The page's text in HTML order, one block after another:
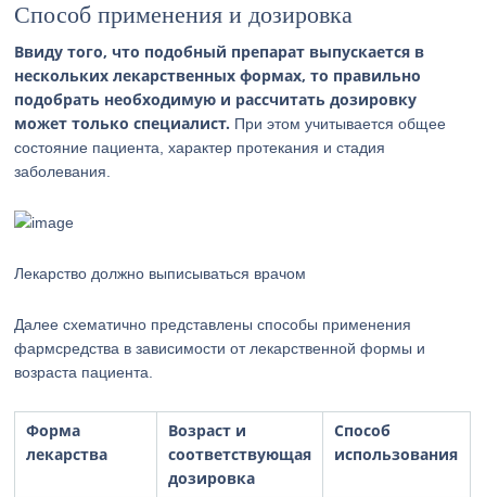
Способ применения и дозировка
Ввиду того, что подобный препарат выпускается в
нескольких лекарственных формах, то правильно
подобрать необходимую и рассчитать дозировку
может только специалист. При этом учитывается общее
состояние пациента, характер протекания и стадия
заболевания.
Лекарство должно выписываться врачом
Далее схематично представлены способы применения
фармсредства в зависимости от лекарственной формы и
возраста пациента.
Форма
лекарства
Возраст и
соответствующая
дозировка
Способ
использования